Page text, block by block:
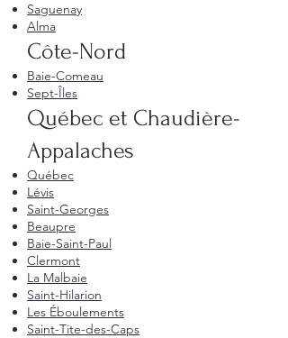
Saguenay
Alma
Côte-Nord
Baie-Comeau
Sept-Îles
Québec et Chaudière-
Appalaches
Québec
Lévis
Saint-Georges
Beaupre
Baie-Saint-Paul
Clermont
La Malbaie
Saint-Hilarion
Les Éboulements
Saint-Tite-des-Caps